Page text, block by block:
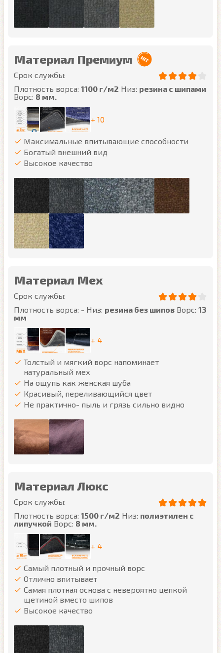
Материал Премиум
Срок службы:
Плотность ворса: 1100 г/м2 Низ: резина с шипами
Ворс: 8 мм.
+ 10
Максимальные впитывающие способности
Богатый внешний вид
Высокое качество
Материал Мех
Срок службы:
Плотность ворса: - Низ: резина без шипов Ворс: 13
мм
+ 4
Толстый и мягкий ворс напоминает
натуральный мех
На ощупь как женская шуба
Красивый, переливающийся цвет
Не практично- пыль и грязь сильно видно
Материал Люкс
Срок службы:
Плотность ворса: 1500 г/м2 Низ: полиэтилен с
липучкой Ворс: 8 мм.
+ 4
Самый плотный и прочный ворс
Отлично впитывает
Самая плотная основа с невероятно цепкой
щетиной вместо шипов
Высокое качество